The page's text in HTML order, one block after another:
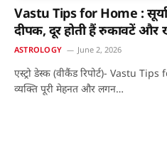
Vastu Tips for Home :
दीपक, दूर होती हैं रुकावटें
ASTROLOGY June 2, 2026
एस्ट्रो डेस्क (वीकैंड रिपोर्ट)- Vastu
व्यक्ति पूरी मेहनत और लगन…